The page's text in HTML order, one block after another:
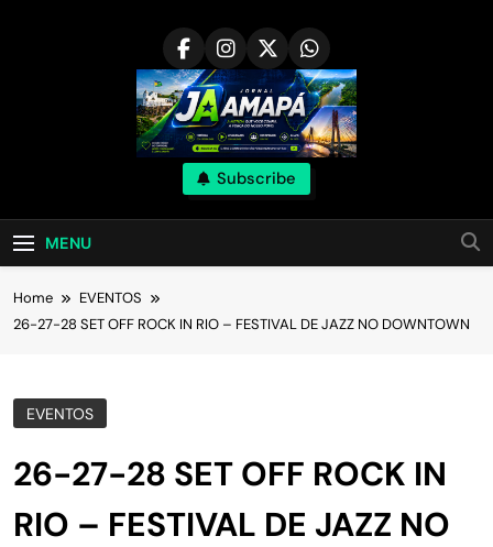
Subscribe
MENU
Home
EVENTOS
26-27-28 SET OFF ROCK IN RIO – FESTIVAL DE JAZZ NO DOWNTOWN
EVENTOS
26-27-28 SET OFF ROCK IN
RIO – FESTIVAL DE JAZZ NO